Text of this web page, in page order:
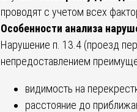
проводят с учетом всех
Особенности анализа
Нарушение п. 13.4 (проезд
непредоставлением
видимость на
расстояние до